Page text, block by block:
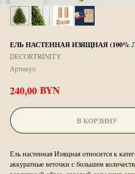
ЕЛЬ НАСТЕННАЯ ИЗЯЩНАЯ (100%
DECORTRINITY
Артикул:
240,00 BYN
В КОРЗИНУ
Ель настенная Изящная относится к
аккуратные веточки с большим